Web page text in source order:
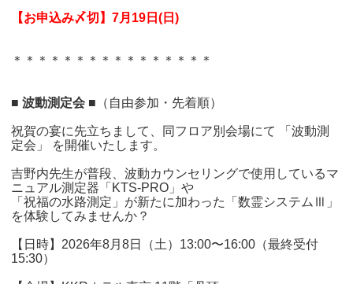
【お申込み〆切】7月19日(日)
＊＊＊＊＊＊＊＊＊＊＊＊＊＊＊＊
■ 波動測定会 ■ （自由参加・先着順）
祝賀の宴に先立ちまして、同フロア別会場にて 「波動測
定会」 を開催いたします。
吉野内先生が普段、波動カウンセリングで使用しているマ
ニュアル測定器「KTS-PRO」や
「祝福の水路測定」が新たに加わった「数霊システムⅢ」
を体験してみませんか？
【日時】2026年8月8日（土）13:00〜16:00（最終受付
15:30）